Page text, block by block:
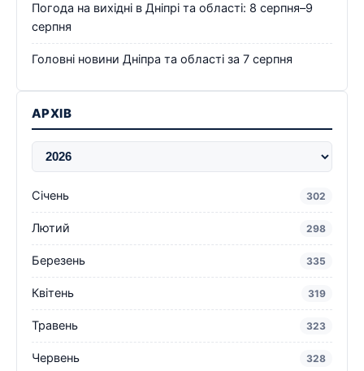
Погода на вихідні в Дніпрі та області: 8 серпня–9
серпня
Головні новини Дніпра та області за 7 серпня
АРХІВ
Січень 302
Лютий 298
Березень 335
Квітень 319
Травень 323
Червень 328